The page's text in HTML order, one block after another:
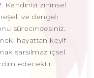
. Kendinizi zihinsel
ve dengeli
sürecindesiniz.
hayattan keyif
sarsılmaz içsel
edecektir.